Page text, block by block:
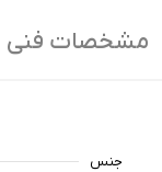
مشخصات فنی
جنس